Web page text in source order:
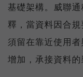
基礎架構。威聯
釋，當資料因合
須留在靠近使用
增加，承接資料的